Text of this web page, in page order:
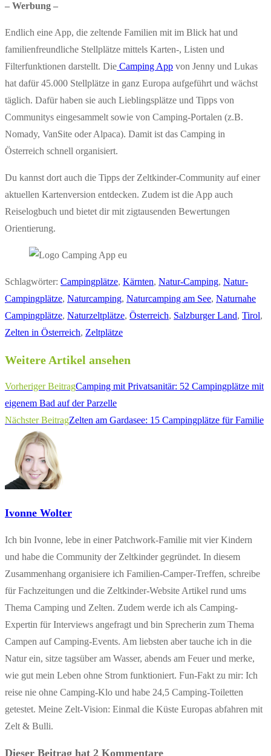
– Werbung –
Endlich eine App, die zeltende Familien mit im Blick hat und
familienfreundliche Stellplätze mittels Karten-, Listen und
Filterfunktionen darstellt. Die Camping App von Jenny und Lukas
hat dafür 45.000 Stellplätze in ganz Europa aufgeführt und wächst
täglich. Dafür haben sie auch Lieblingsplätze und Tipps von
Communitys eingesammelt sowie von Camping-Portalen (z.B.
Nomady, VanSite oder Alpaca). Damit ist das Camping in
Österreich schnell organisiert.
Du kannst dort auch die Tipps der Zeltkinder-Community auf einer
aktuellen Kartenversion entdecken. Zudem ist die App auch
Reiselogbuch und bietet dir mit zigtausenden Bewertungen
Orientierung.
Schlagwörter: Campingplätze, Kärnten, Natur-Camping, Natur-
Campingplätze, Naturcamping, Naturcamping am See, Naturnahe
Campingplätze, Naturzeltplätze, Österreich, Salzburger Land, Tirol,
Zelten in Österreich, Zeltplätze
Weitere Artikel ansehen
Vorheriger BeitragCamping mit Privatsanitär: 52 Campingplätze mit
eigenem Bad auf der Parzelle
Nächster BeitragZelten am Gardasee: 15 Campingplätze für Familie
Ivonne Wolter
Ich bin Ivonne, lebe in einer Patchwork-Familie mit vier Kindern
und habe die Community der Zeltkinder gegründet. In diesem
Zusammenhang organisiere ich Familien-Camper-Treffen, schreibe
für Fachzeitungen und die Zeltkinder-Website Artikel rund ums
Thema Camping und Zelten. Zudem werde ich als Camping-
Expertin für Interviews angefragt und bin Sprecherin zum Thema
Campen auf Camping-Events. Am liebsten aber tauche ich in die
Natur ein, sitze tagsüber am Wasser, abends am Feuer und merke,
wie gut mein Leben ohne Strom funktioniert. Fun-Fakt zu mir: Ich
reise nie ohne Camping-Klo und habe 24,5 Camping-Toiletten
getestet. Meine Zelt-Vision: Einmal die Küste Europas abfahren mit
Zelt & Bulli.
Dieser Beitrag hat 2 Kommentare